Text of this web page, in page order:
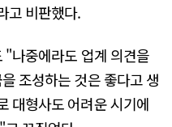
고 비판했다.
"나중에라도 업계 의견을
조성하는 것은 좋다고 생
대형사도 어려운 시기에